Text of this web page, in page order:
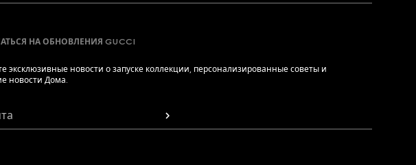
НА ОБНОВЛЕНИЯ GUCCI
эксклюзивные новости о запуске коллекции, персонализированные советы и
новости Дома.